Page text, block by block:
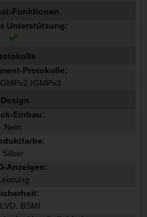
Funktionen
Unterstützung:
Protokolle:
Design
Einbau:
Nein
Silber
Anzeigen:
BSMI